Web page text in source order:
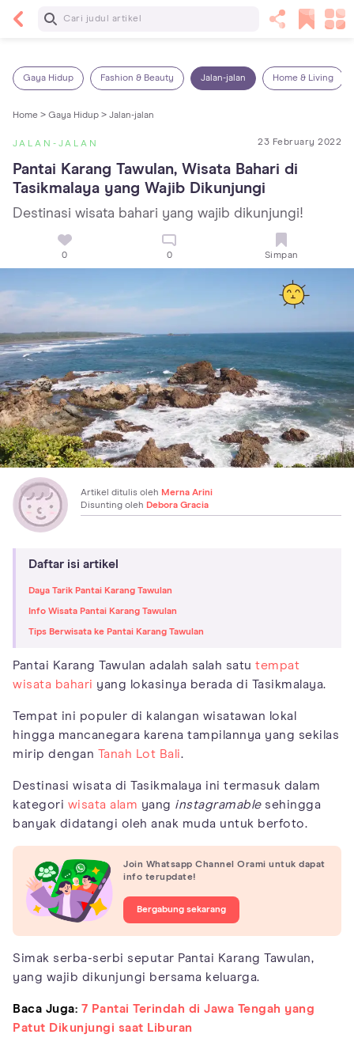
Baca Selanjutnya
Gaya Hidup Fashion & Beauty Jalan-jalan Home & Living
Home > Gaya Hidup > Jalan-jalan
JALAN-JALAN 23 February 2022
Pantai Karang Tawulan, Wisata Bahari di
Tasikmalaya yang Wajib Dikunjungi
Destinasi wisata bahari yang wajib dikunjungi!
0 0 Simpan
Artikel ditulis oleh Merna Arini
Disunting oleh Debora Gracia
Daftar isi artikel
Daya Tarik Pantai Karang Tawulan
Info Wisata Pantai Karang Tawulan
Tips Berwisata ke Pantai Karang Tawulan
Pantai Karang Tawulan adalah salah satu tempat
wisata bahari yang lokasinya berada di Tasikmalaya.
Tempat ini populer di kalangan wisatawan lokal
hingga mancanegara karena tampilannya yang sekilas
mirip dengan Tanah Lot Bali.
Destinasi wisata di Tasikmalaya ini termasuk dalam
kategori wisata alam yang instagramablesehingga
banyak didatangi oleh anak muda untuk berfoto.
Join Whatsapp Channel Orami untuk dapat
info terupdate!
Bergabung sekarang
Simak serba-serbi seputar Pantai Karang Tawulan,
yang wajib dikunjungi bersama keluarga.
Baca Juga: 7 Pantai Terindah di Jawa Tengah yang
Patut Dikunjungi saat Liburan